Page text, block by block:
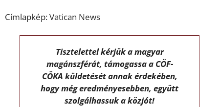
Címlapkép: Vatican News
Tisztelettel kérjük a magyar
magánszférát, támogassa a CÖF-
CÖKA küldetését annak érdekében,
hogy még eredményesebben, együtt
szolgálhassuk a közjót!